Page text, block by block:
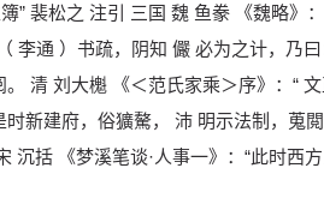
” 裴松之 注引 三国 魏 鱼豢 《魏略》
通 ）书疏，阴知 儼 必为之计，乃曰
清 刘大櫆 《＜范氏家乘＞序》：“
新建府，俗獷驁， 沛 明示法制，蒐
沉括 《梦溪笔谈·人事一》：“此时西